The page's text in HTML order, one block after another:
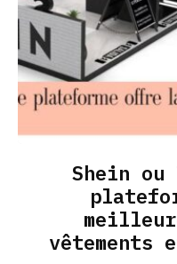
Shein ou
vêtements